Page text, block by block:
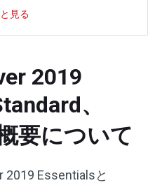
見る
2019
、
要について
2019 Essentialsと